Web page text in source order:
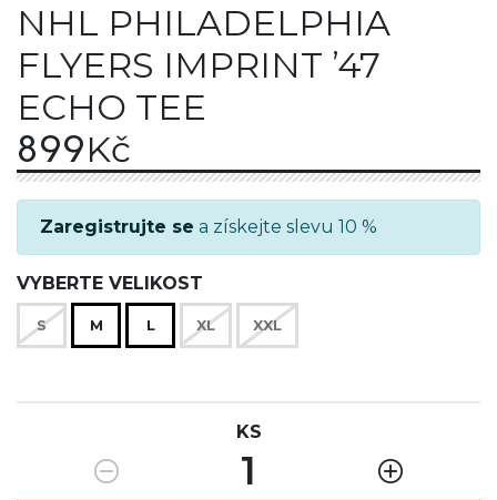
NHL PHILADELPHIA
FLYERS IMPRINT ’47
ECHO TEE
899Kč
Zaregistrujte se a získejte slevu 10 %
VYBERTE VELIKOST
S M L XL XXL
KS
1